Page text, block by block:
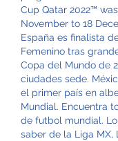
Cup Qatar 2022™
November to 18
España es finalista
Femenino tras
Copa del Mundo de
ciudades sede.
el primer país en
Mundial. Encuentra
de futbol mundial.
saber de la Liga MX,